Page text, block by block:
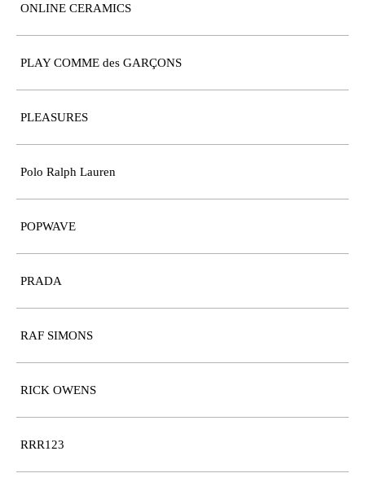
ONLINE CERAMICS
PLAY COMME des GARÇONS
PLEASURES
Polo Ralph Lauren
POPWAVE
PRADA
RAF SIMONS
RICK OWENS
RRR123